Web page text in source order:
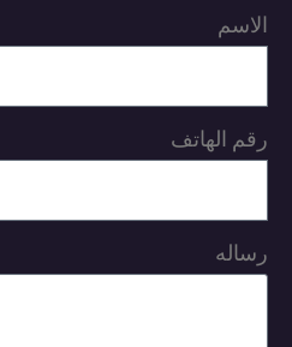
الاسم
رقم الهاتف
رساله